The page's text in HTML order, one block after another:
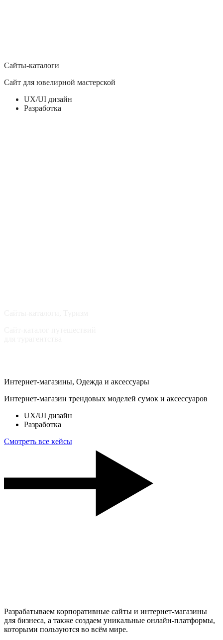
Сайты-каталоги
Сайт для ювелирной мастерской
UX/UI дизайн
Разработка
Интернет-магазины, Одежда и аксессуары
Интернет-магазин трендовых моделей сумок и аксессуаров
UX/UI дизайн
Разработка
Смотреть все кейсы
Разрабатываем корпоративные сайты и интернет-магазины
для бизнеса, а также создаем уникальные онлайн-платформы,
которыми пользуются во всём мире.